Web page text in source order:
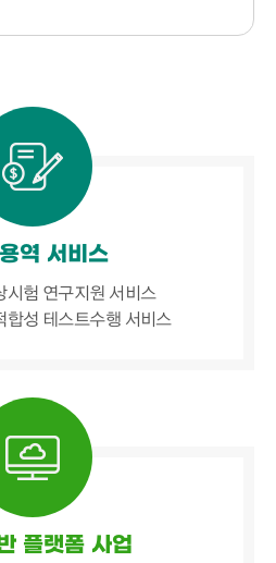
역 서비스
시험 연구지원 서비스
합성 테스트수행 서비스
플랫폼 사업